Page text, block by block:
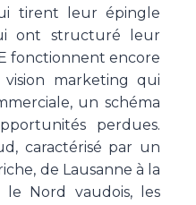
tirent leur épingle
ont structuré leur
fonctionnent encore
marketing qui
un schéma
perdues.
caractérisé par un
de Lausanne à la
le Nord vaudois, les